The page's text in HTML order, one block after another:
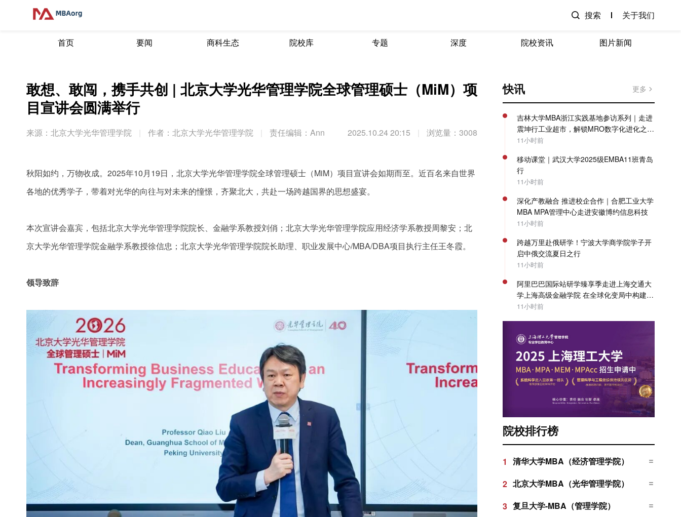
搜索 关于我们
首页 要闻 商科生态 院校库 专题 深度 院校资讯 图片新闻
敢想、敢闯，携手共创 | 北京大学光华管理学院全球管理硕士（MiM）项
目宣讲会圆满举行
来源：北京大学光华管理学院 作者：北京大学光华管理学院 责任编辑：Ann 2025.10.24 20:15 浏览量：3008
秋阳如约，万物收成。2025年10月19日，北京大学光华管理学院全球管理硕士（MiM）项目宣讲会如期而至。近百名来自世界
各地的优秀学子，带着对光华的向往与对未来的憧憬，齐聚北大，共赴一场跨越国界的思想盛宴。
本次宣讲会嘉宾，包括北京大学光华管理学院院长、金融学系教授刘俏；北京大学光华管理学院应用经济学系教授周黎安；北
京大学光华管理学院金融学系教授徐信忠；北京大学光华管理学院院长助理、职业发展中心/MBA/DBA项目执行主任王冬霞。
领导致辞
快讯 更多
吉林大学MBA浙江实践基地参访系列｜走进
震坤行工业超市，解锁MRO数字化进化之
路！
11小时前
移动课堂｜武汉大学2025级EMBA11班青岛
行
11小时前
深化产教融合 推进校企合作｜合肥工业大学
MBA MPA管理中心走进安徽博约信息科技
11小时前
跨越万里赴俄研学！宁波大学商学院学子开
启中俄交流夏日之行
11小时前
阿里巴巴国际站研学臻享季走进上海交通大
学上海高级金融学院 在全球化变局中构建企
业出海系统能力 | SAIF动态
11小时前
院校排行榜
1
清华大学MBA（经济管理学院）
2 北京大学MBA（光华管理学院）
3 复旦大学-MBA（管理学院）